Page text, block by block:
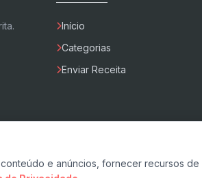
Início
Categorias
Enviar Receita
e anúncios, fornecer recursos de